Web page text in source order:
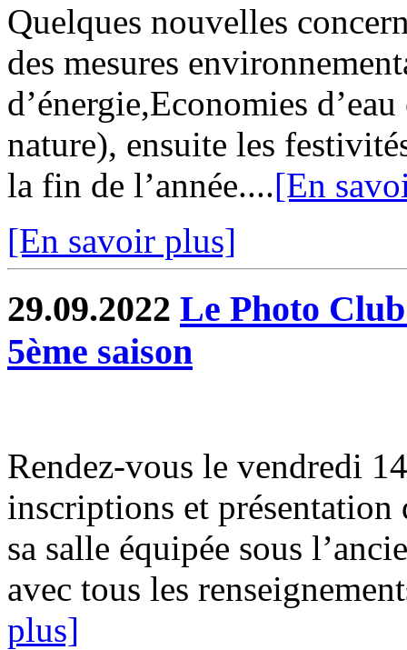
Quelques nouvelles
des mesures
d’énergie,Economies
nature), ensuite les
la fin de l’année....[En
[En savoir plus]
29.09.2022 Le Photo
5ème saison
Rendez-vous le vendredi
inscriptions et
sa salle équipée sous
avec tous les
plus]